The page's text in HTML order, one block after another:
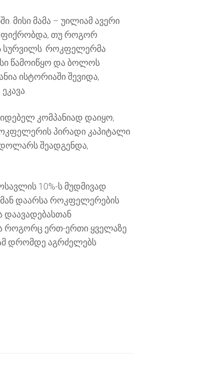
მისი მამა – უილიამ ავერი
ფიქრობდა, თუ როგორ
სურვილს. როკფელერმა
წამოიწყო და ბოლოს
ისტორიაში შევიდა,
კომპანიად დაიყო,
პირადი კაპიტალი
შეადგენდა,
10%-ს მუდმივად
მან დაარსა როკფელერების
დაავადებასთან
როგორც ერთ-ერთი ყველაზე
დრომდე აგრძელებს